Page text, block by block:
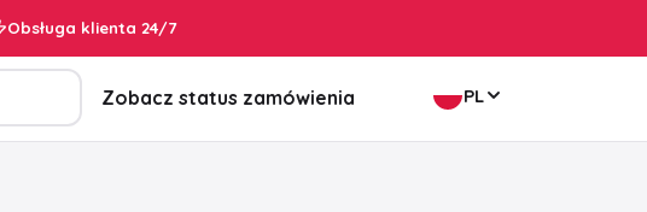
Obsługa klienta 24/7
Zobacz status zamówienia PL